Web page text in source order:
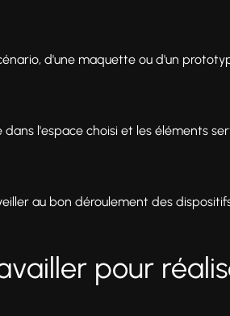
d'une maquette ou d'un
l'espace choisi et les éléments
au bon déroulement des
pour